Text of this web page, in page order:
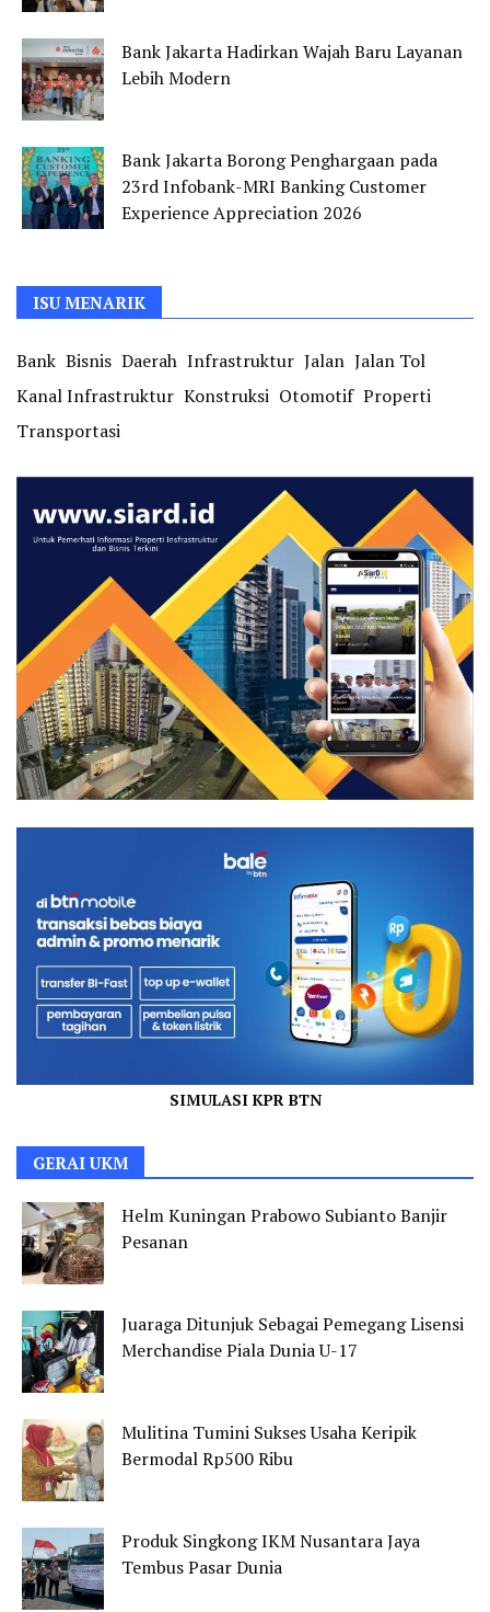
Bank Jakarta Hadirkan Wajah Baru Layanan
Lebih Modern
Bank Jakarta Borong Penghargaan pada
23rd Infobank-MRI Banking Customer
Experience Appreciation 2026
ISU MENARIK
Bank Bisnis Daerah Infrastruktur Jalan Jalan Tol
Kanal Infrastruktur Konstruksi Otomotif Properti
Transportasi
SIMULASI KPR BTN
GERAI UKM
Helm Kuningan Prabowo Subianto Banjir
Pesanan
Juaraga Ditunjuk Sebagai Pemegang Lisensi
Merchandise Piala Dunia U-17
Mulitina Tumini Sukses Usaha Keripik
Bermodal Rp500 Ribu
Produk Singkong IKM Nusantara Jaya
Tembus Pasar Dunia